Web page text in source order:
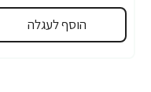
הוסף לעגלה